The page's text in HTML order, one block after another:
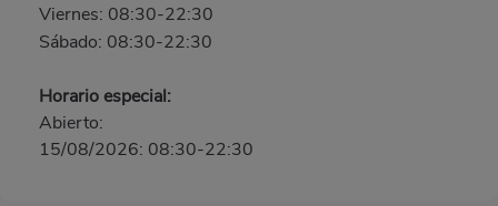
Viernes: 08:30-22:30
Sábado: 08:30-22:30
Horario especial:
Abierto:
15/08/2026: 08:30-22:30